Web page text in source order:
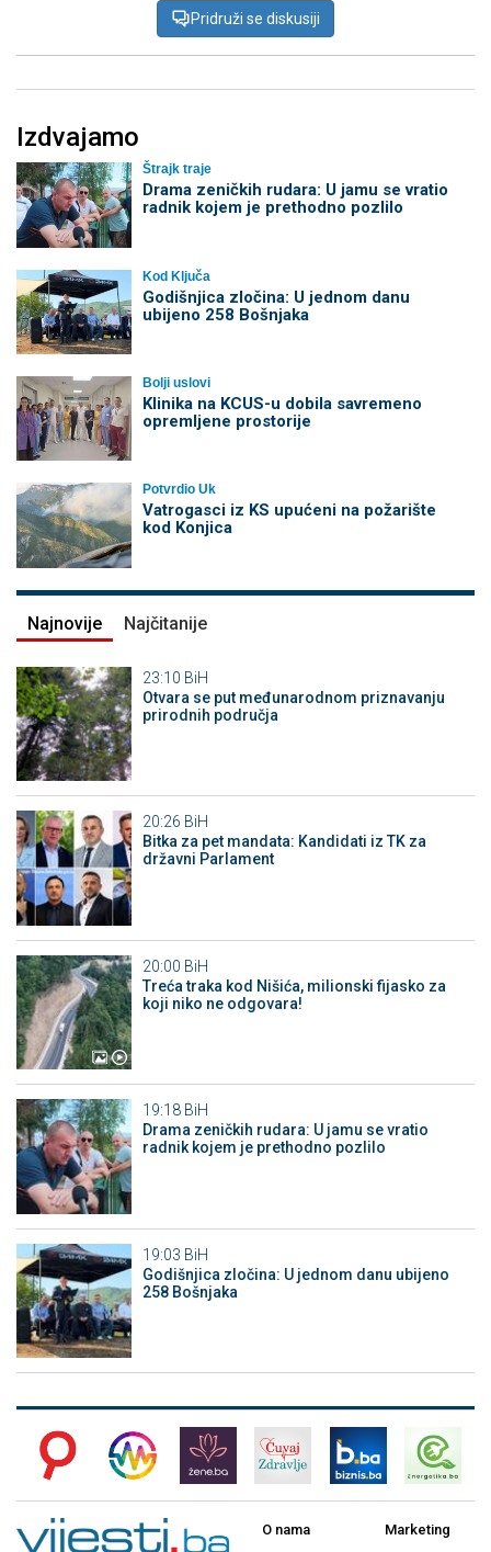
Pridruži se diskusiji
Izdvajamo
Štrajk traje
Drama zeničkih rudara: U jamu se vratio
radnik kojem je prethodno pozlilo
Kod Ključa
Godišnjica zločina: U jednom danu
ubijeno 258 Bošnjaka
Bolji uslovi
Klinika na KCUS-u dobila savremeno
opremljene prostorije
Potvrdio Uk
Vatrogasci iz KS upućeni na požarište
kod Konjica
Najnovije Najčitanije
23:10 BiH
Otvara se put međunarodnom priznavanju
prirodnih područja
20:26 BiH
Bitka za pet mandata: Kandidati iz TK za
državni Parlament
20:00 BiH
Treća traka kod Nišića, milionski fijasko za
koji niko ne odgovara!
19:18 BiH
Drama zeničkih rudara: U jamu se vratio
radnik kojem je prethodno pozlilo
19:03 BiH
Godišnjica zločina: U jednom danu ubijeno
258 Bošnjaka
O nama
Marketing